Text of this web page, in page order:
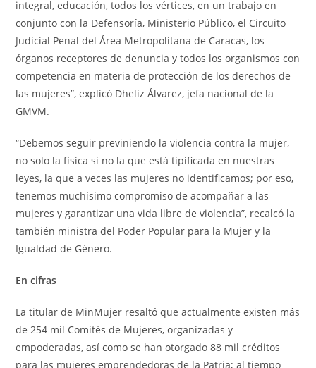
integral, educación, todos los vértices, en un trabajo en
conjunto con la Defensoría, Ministerio Público, el Circuito
Judicial Penal del Área Metropolitana de Caracas, los
órganos receptores de denuncia y todos los organismos con
competencia en materia de protección de los derechos de
las mujeres”, explicó Dheliz Álvarez, jefa nacional de la
GMVM.
“Debemos seguir previniendo la violencia contra la mujer,
no solo la física si no la que está tipificada en nuestras
leyes, la que a veces las mujeres no identificamos; por eso,
tenemos muchísimo compromiso de acompañar a las
mujeres y garantizar una vida libre de violencia”, recalcó la
también ministra del Poder Popular para la Mujer y la
Igualdad de Género.
En cifras
La titular de MinMujer resaltó que actualmente existen más
de 254 mil Comités de Mujeres, organizadas y
empoderadas, así como se han otorgado 88 mil créditos
para las mujeres emprendedoras de la Patria; al tiempo